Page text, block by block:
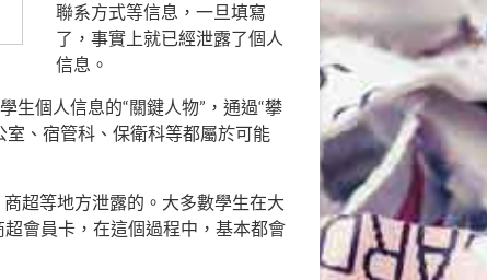
聯系方式等信息，一旦填寫
了，事實上就已經泄露了個人
信息。
生個人信息的“關鍵人物”，通過“攀
室、宿管科、保衛科等都屬於可能
超等地方泄露的。大多數學生在大
會員卡，在這個過程中，基本都會